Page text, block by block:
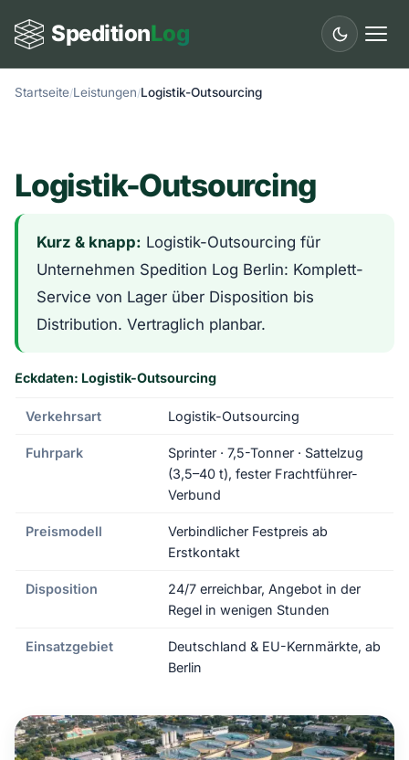
SpeditionLog
Start
Länder
Fuhrpark
Ratgeber
Glossar
Startseite Leistungen Logistik-Outsourcing
Logistik-Outsourcing
Kurz & knapp: Logistik-Outsourcing für
Unternehmen Spedition Log Berlin: Komplett-
Service von Lager über Disposition bis
Distribution. Vertraglich planbar.
Eckdaten: Logistik-Outsourcing
Verkehrsart Logistik-Outsourcing
Fuhrpark
Sprinter · 7,5-Tonner · Sattelzug
(3,5–40 t), fester Frachtführer-
Verbund
Preismodell
Verbindlicher Festpreis ab
Erstkontakt
Disposition
24/7 erreichbar, Angebot in der
Regel in wenigen Stunden
Einsatzgebiet
Deutschland & EU-Kernmärkte, ab
Berlin